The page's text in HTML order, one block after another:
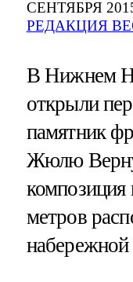
СЕНТЯБРЯ
РЕДАКЦИЯ
В Нижнем
открыли
памятник
Жюлю
композиция
метров